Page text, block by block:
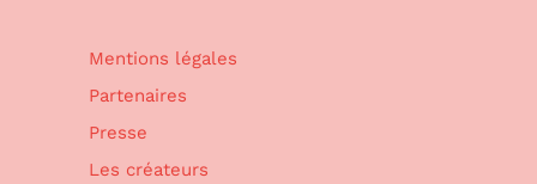
Mentions légales
Partenaires
Presse
Les créateurs